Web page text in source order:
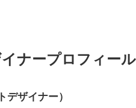
ナープロフィール
デザイナー）